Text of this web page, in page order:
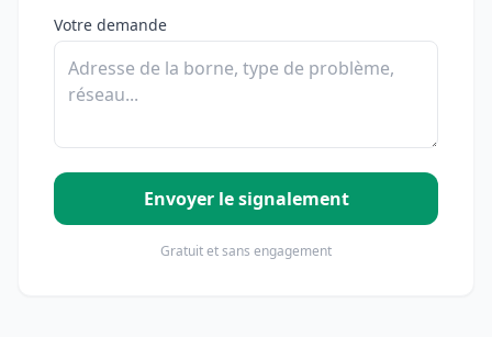
Votre demande
Envoyer le signalement
Gratuit et sans engagement